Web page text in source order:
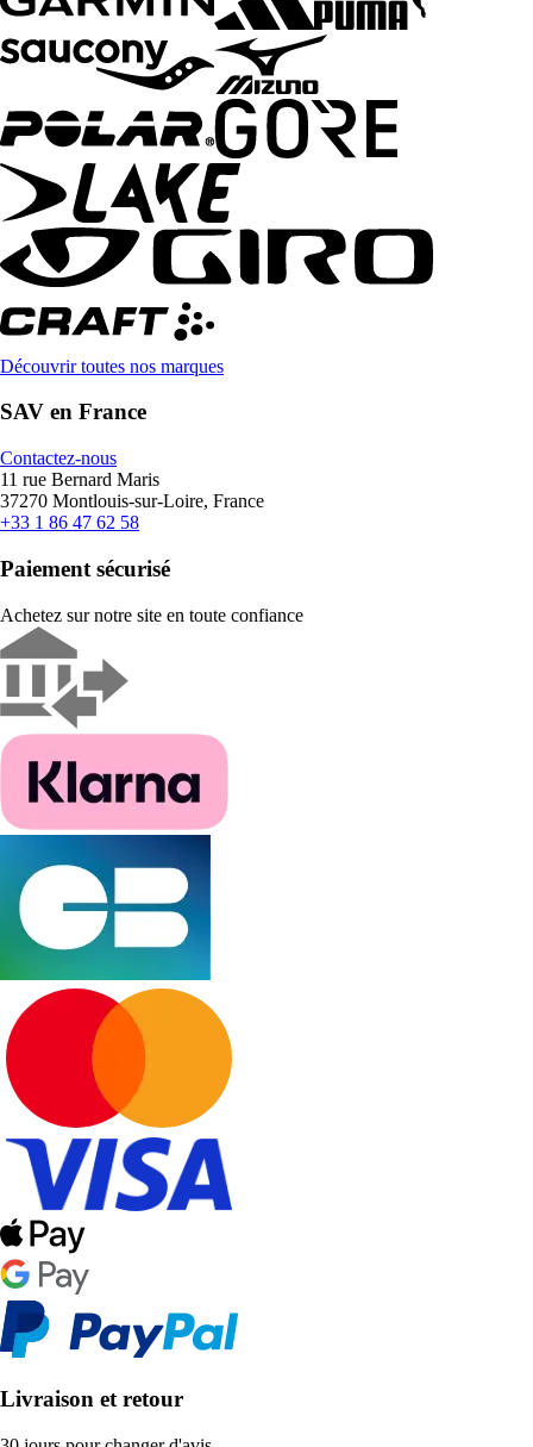
Découvrir toutes nos marques
SAV en France
Contactez-nous
11 rue Bernard Maris
37270 Montlouis-sur-Loire, France
+33 1 86 47 62 58
Paiement sécurisé
Achetez sur notre site en toute confiance
Livraison et retour